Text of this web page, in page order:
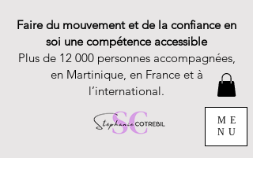
Faire du mouvement et de la confiance en
soi une compétence accessible
Plus de 12 000 personnes accompagnées,
en Martinique, en France et à
l’international.
ME
NU